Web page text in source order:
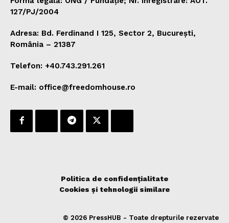
127/PJ/2004
Adresa: Bd. Ferdinand I 125, Sector 2, București,
România – 21387
Telefon: +40.743.291.261
E-mail: office@freedomhouse.ro
Politica de confidențialitate
Cookies și tehnologii similare
© 2026 PressHUB - Toate drepturile rezervate